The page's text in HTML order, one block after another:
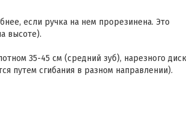
если ручка на нем прорезинена. Это
высоте).
35-45 см (средний зуб), нарезного
путем сгибания в разном направлении).